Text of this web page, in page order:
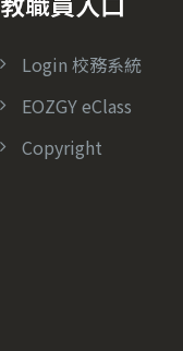
Login 校務系統
EOZGY eClass
Copyright